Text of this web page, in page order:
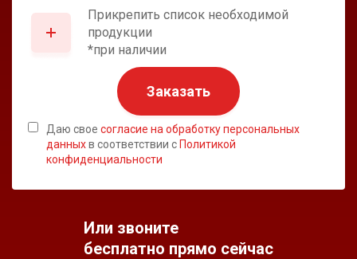
Прикрепить список необходимой
продукции
*при наличии
Заказать
Даю свое согласие на обработку персональных
данныхв соответствии с Политикой
конфиденциальности
Или звоните
бесплатно прямо сейчас